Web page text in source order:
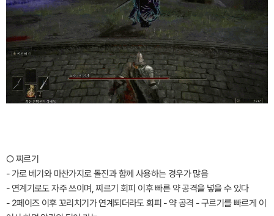
○ 찌르기
- 가로 베기와 마찬가지로 돌진과 함께 사용하는 경우가 많음
- 연계기로도 자주 쓰이며, 찌르기 회피 이후 빠른 약 공격을 넣을 수 있다
- 2페이즈 이후 꼬리치기가 연계되더라도 회피 - 약 공격 - 구르기를 빠르게 이